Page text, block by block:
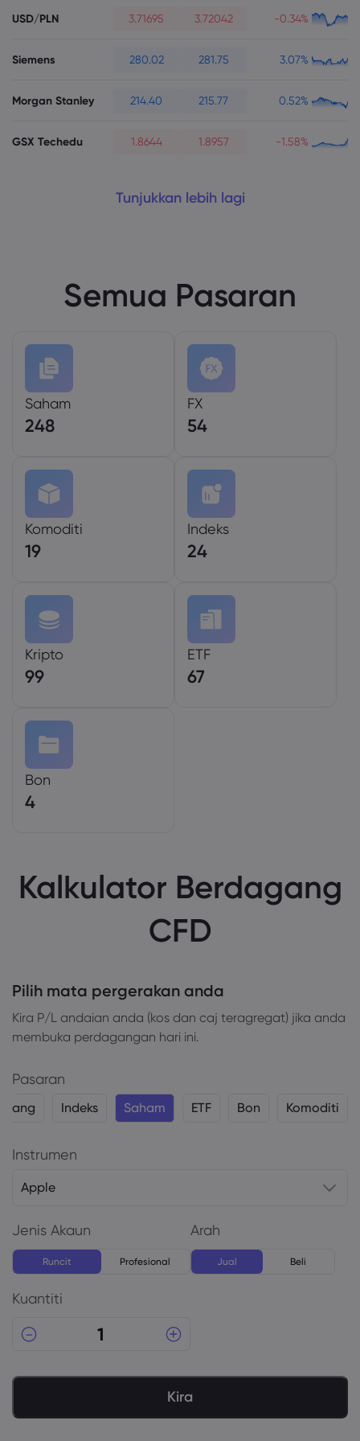
USD/PLN 3.71695 3.72042 -0.34%
Siemens 280.02 281.75 3.07%
Morgan Stanley 214.40 215.77 0.52%
GSX Techedu 1.8644 1.8957 -1.58%
Tunjukkan lebih lagi
Semua Pasaran
Saham
248
FX
54
Komoditi
19
Indeks
24
Kripto
99
ETF
67
Bon
4
Kalkulator Berdagang
CFD
Pilih mata pergerakan anda
Kira P/L andaian anda (kos dan caj teragregat) jika anda
membuka perdagangan hari ini.
Pasaran
Indeks Saham ETF Bon Komoditi
Instrumen
Apple
Jenis Akaun
Runcit Profesional
Arah
Jual Beli
Kuantiti
Kira